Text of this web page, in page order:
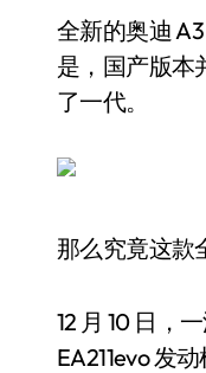
全新的奥迪 A3 已经发布了，内饰与外观都有了比较大的提升，更具有科技感。但唯一的遗憾就
是，国产版本
了一代。
那么究竟这款
12 月 10 日，
EA211evo 发